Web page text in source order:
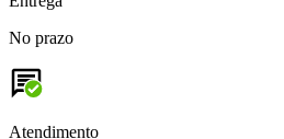
No prazo
Atendimento